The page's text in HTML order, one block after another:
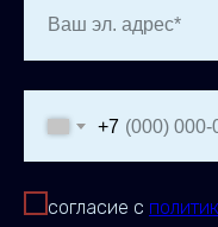
Ваш эл. адрес*
+7
согласие с